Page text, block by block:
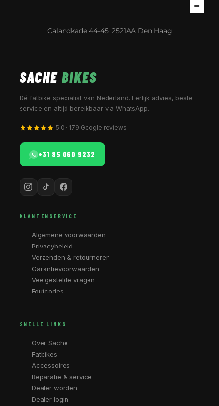
Calandkade 44-45, 2521AA Den Haag
SACHE BIKES
Dé fatbike specialist van Nederland. Eerlijk advies, beste
service en altijd bereikbaar via WhatsApp.
5.0 · 179 Google reviews
+31 85 060 9232
KLANTENSERVICE
Algemene voorwaarden
Privacybeleid
Verzenden & retourneren
Garantievoorwaarden
Veelgestelde vragen
Foutcodes
SNELLE LINKS
Over Sache
Fatbikes
Accessoires
Reparatie & service
Dealer worden
Dealer login